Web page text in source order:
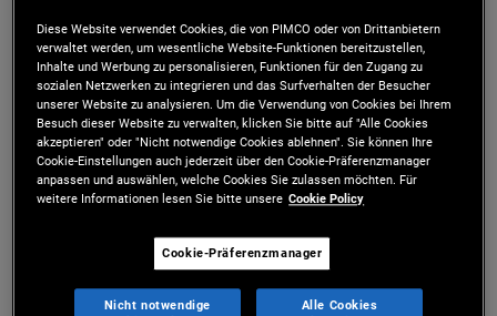
provides training to financial professionals on
advanced wealth planning topics, including
retirement strategies, alternative investments,
and goals-based wealth management. Prior to
joining PIMCO in 2021, Mr. Ekberg was chief
learning officer and managing director of
Diese Website verwendet Cookies, die von PIMCO oder von Drittanbietern
verwaltet werden, um wesentliche Website-Funktionen bereitzustellen,
Inhalte und Werbung zu personalisieren, Funktionen für den Zugang zu
sozialen Netzwerken zu integrieren und das Surfverhalten der Besucher
unserer Website zu analysieren. Um die Verwendung von Cookies bei Ihrem
Besuch dieser Website zu verwalten, klicken Sie bitte auf "Alle Cookies
akzeptieren" oder "Nicht notwendige Cookies ablehnen". Sie können Ihre
Cookie-Einstellungen auch jederzeit über den Cookie-Präferenzmanager
anpassen und auswählen, welche Cookies Sie zulassen möchten. Für
weitere Informationen lesen Sie bitte unsere Cookie Policy
Cookie-Präferenzmanager
Nicht notwendige
Alle Cookies